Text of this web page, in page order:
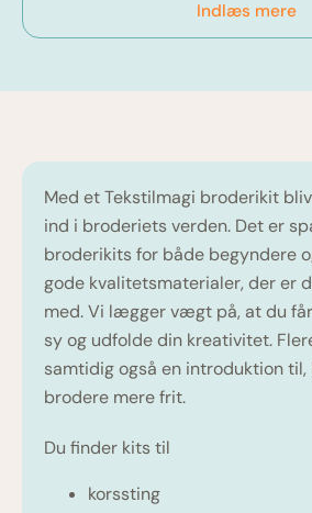
Indlæs mere
Med et Tekstilmagi broderikit
ind i broderiets verden. Det er
broderikits for både begyndere
gode kvalitetsmaterialer, der er
med. Vi lægger vægt på, at du
sy og udfolde din kreativitet.
samtidig også en introduktion til,
brodere mere frit.
Du finder kits til
korssting